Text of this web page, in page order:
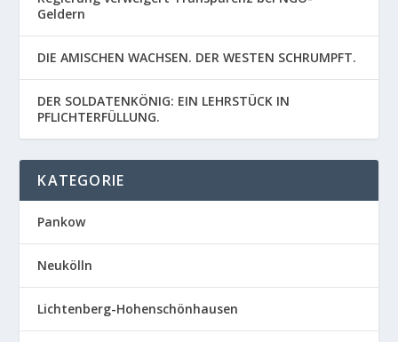
Geldern
DIE AMISCHEN WACHSEN. DER WESTEN SCHRUMPFT.
DER SOLDATENKÖNIG: EIN LEHRSTÜCK IN
PFLICHTERFÜLLUNG.
KATEGORIE
Pankow
Neukölln
Lichtenberg-Hohenschönhausen